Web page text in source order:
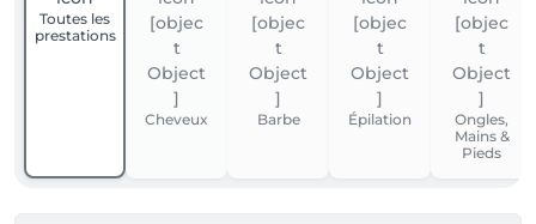
Toutes les
prestations
Cheveux Barbe Épilation
Ongles,
Mains &
Pieds